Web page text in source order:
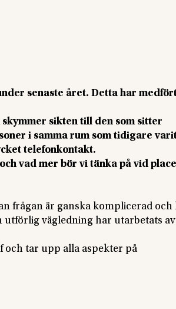
senaste året. Detta har
sikten till den som sitter
i samma rum som tidigare
telefonkontakt.
vad mer bör vi tänka på vid
frågan är ganska komplicerad och
vägledning har utarbetats
tar upp alla aspekter på